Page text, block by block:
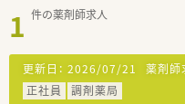
1 件の薬剤師求人
更新日： 2026/07/21 薬剤師
正社員
調剤薬局